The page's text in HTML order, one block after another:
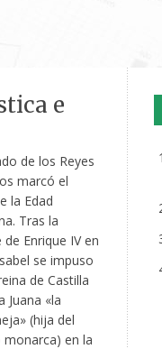
e
de los Reyes
marcó el
la Edad
Tras la
Enrique IV en
se impuso
de Castilla
Juana «la
(hija del
monarca) en la